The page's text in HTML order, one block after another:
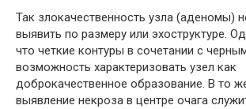
Так злокачественность узла (аденомы)
выявить по размеру или эхоструктуре.
что четкие контуры в сочетании с
возможность характеризовать узел как
доброкачественное образование. В то
выявление некроза в центре очага